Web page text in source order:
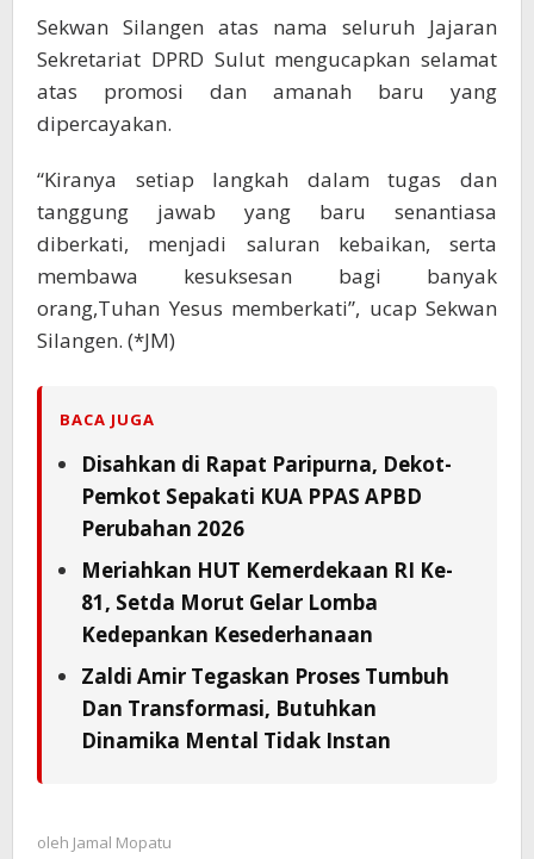
Sekwan Silangen atas nama seluruh Jajaran
Sekretariat DPRD Sulut mengucapkan selamat
atas promosi dan amanah baru yang
dipercayakan.
“Kiranya setiap langkah dalam tugas dan
tanggung jawab yang baru senantiasa
diberkati, menjadi saluran kebaikan, serta
membawa kesuksesan bagi banyak
orang,Tuhan Yesus memberkati”, ucap Sekwan
Silangen. (*JM)
BACA JUGA
Disahkan di Rapat Paripurna, Dekot-
Pemkot Sepakati KUA PPAS APBD
Perubahan 2026
Meriahkan HUT Kemerdekaan RI Ke-
81, Setda Morut Gelar Lomba
Kedepankan Kesederhanaan
Zaldi Amir Tegaskan Proses Tumbuh
Dan Transformasi, Butuhkan
Dinamika Mental Tidak Instan
oleh Jamal Mopatu